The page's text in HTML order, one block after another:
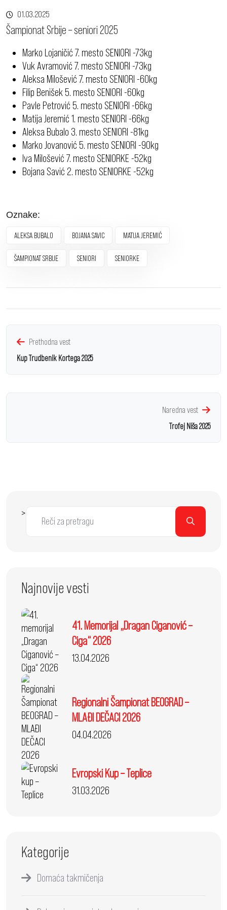
01.03.2025
Šampionat Srbije – seniori 2025
Marko Lojaničić 7. mesto SENIORI -73kg
Vuk Avramović 7. mesto SENIORI -73kg
Aleksa Milošević 7. mesto SENIORI -60kg
Filip Benišek 5. mesto SENIORI -60kg
Pavle Petrović 5. mesto SENIORI -66kg
Matija Jeremić 1. mesto SENIORI -66kg
Aleksa Bubalo 3. mesto SENIORI -81kg
Marko Jovanović 5. mesto SENIORI -90kg
Iva Milošević 7. mesto SENIORKE -52kg
Bojana Savić 2. mesto SENIORKE -52kg
Oznake:
ALEKSA BUBALO BOJANA SAVIC MATIJA JEREMIĆ
ŠAMPIONAT SRBIJE SENIORI SENIORKE
Prethodna vest
Kup Trudbenik Kortega 2025
Naredna vest
Trofej Niša 2025
>
Najnovije vesti
41. Memorijal „Dragan Ciganović –
Ciga“ 2026
13.04.2026
Regionalni Šampionat BEOGRAD –
MLAĐI DEČACI 2026
04.04.2026
Evropski Kup – Teplice
31.03.2026
Kategorije
Domaća takmičenja